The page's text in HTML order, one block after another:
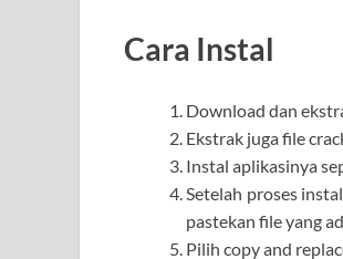
Cara Instal
Download dan
Ekstrak juga file
Instal aplikasinya
Setelah proses
pastekan file yang
Pilih copy and